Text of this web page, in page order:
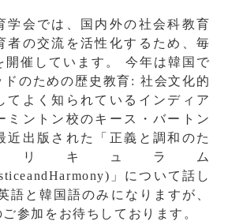
学会では、国内外の社会科教育
者の交流を活性化するため、毎
開催しています。 今年は韓国で
ドのための歴史教育: 社会文化的
てよく知られているインディア
ミントン校のキース・バートン
近出版された「正義と調和のた
リキュラム
」について話し
語と韓国語のみになりますが、
参加をお待ちしております。